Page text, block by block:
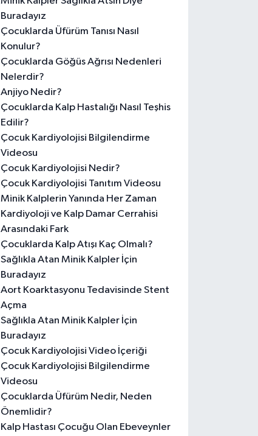
Buradayız
Çocuklarda Üfürüm Tanısı Nasıl
Konulur?
Çocuklarda Göğüs Ağrısı Nedenleri
Nelerdir?
Anjiyo Nedir?
Çocuklarda Kalp Hastalığı Nasıl Teşhis
Edilir?
Çocuk Kardiyolojisi Bilgilendirme
Videosu
Çocuk Kardiyolojisi Nedir?
Çocuk Kardiyolojisi Tanıtım Videosu
Minik Kalplerin Yanında Her Zaman
Kardiyoloji ve Kalp Damar Cerrahisi
Arasındaki Fark
Çocuklarda Kalp Atışı Kaç Olmalı?
Sağlıkla Atan Minik Kalpler İçin
Buradayız
Aort Koarktasyonu Tedavisinde Stent
Açma
Sağlıkla Atan Minik Kalpler İçin
Buradayız
Çocuk Kardiyolojisi Video İçeriği
Çocuk Kardiyolojisi Bilgilendirme
Videosu
Çocuklarda Üfürüm Nedir, Neden
Önemlidir?
Kalp Hastası Çocuğu Olan Ebeveynler